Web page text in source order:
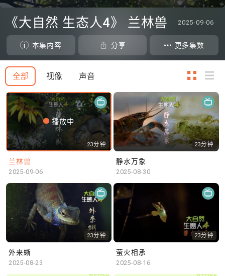
seconds
seconds
《大自然 生态人4》 兰林兽 2025-09-06
本集内容 分享 更多集数
全部 视像 声音
播放中
23分钟
兰林兽
2025-09-06
23分钟
静水万象
2025-08-30
23分钟
外来蜥
2025-08-23
23分钟
萤火相承
2025-08-16